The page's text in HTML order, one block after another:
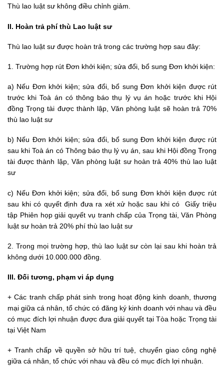
Thù lao luật sư không điều chỉnh giảm.
II. Hoàn trả phí thù Lao luật sư
Thù lao luật sư được hoàn trả trong các trường hợp sau đây:
1. Trường hợp rút Đơn khởi kiện; sửa đổi, bổ sung Đơn khởi kiện:
a) Nếu Đơn khởi kiện; sửa đổi, bổ sung Đơn khởi kiện được rút
trước khi Toà án có thông báo thụ lý vụ án hoặc trước khi Hội
đồng Trọng tài được thành lập, Văn phòng luật sẽ hoàn trả 70%
thù lao luật sư
b) Nếu Đơn khởi kiện; sửa đổi, bổ sung Đơn khởi kiện được rút
sau khi Toà án có Thông báo thụ lý vụ án, sau khi Hội đồng Trọng
tài được thành lập, Văn phòng luật sư hoàn trả 40% thù lao luật
sư
c) Nếu Đơn khởi kiện; sửa đổi, bổ sung Đơn khởi kiện được rút
sau khi có quyết định đưa ra xét xử hoặc sau khi có Giấy triệu
tập Phiên họp giải quyết vụ tranh chấp của Trọng tài, Văn Phòng
luật sư hoàn trả 20% phí thù lao luật sư
2. Trong mọi trường hợp, thù lao luật sư còn lại sau khi hoàn trả
không dưới 10.000.000 đồng.
III. Đối tương, phạm vi áp dụng
+ Các tranh chấp phát sinh trong hoạt động kinh doanh, thương
mại giữa cá nhân, tổ chức có đăng ký kinh doanh với nhau và đều
có mục đích lợi nhuận được đưa giải quyết tại Tòa hoặc Trọng tài
tại Việt Nam
+ Tranh chấp về quyền sở hữu trí tuệ, chuyển giao công nghệ
giữa cá nhân, tổ chức với nhau và đều có mục đích lợi nhuận.